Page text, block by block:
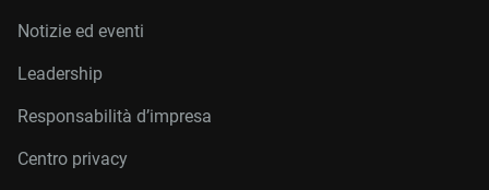
Notizie ed eventi
Leadership
Responsabilità d’impresa
Centro privacy